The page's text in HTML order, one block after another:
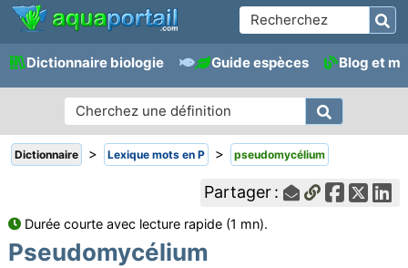
Dictionnaire biologie Guide espèces Blog et
Dictionnaire > Lexique mots en P > pseudomycélium
Partager :
Durée courte avec lecture rapide (1 mn).
Pseudomycélium